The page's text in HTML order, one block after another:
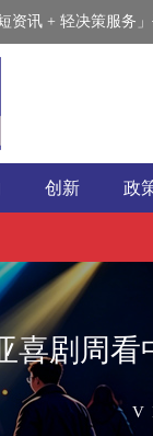
讯 + 轻决策服务
创新 政
喜剧周